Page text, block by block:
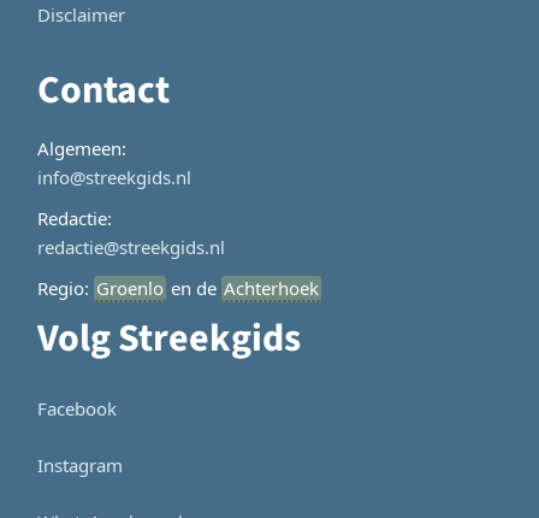
Disclaimer
Contact
Algemeen:
info@streekgids.nl
Redactie:
redactie@streekgids.nl
Regio: Groenlo en de Achterhoek
Volg Streekgids
Facebook
Instagram